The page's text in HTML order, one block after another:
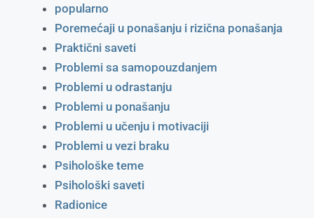
popularno
Poremećaji u ponašanju i rizična ponašanja
Praktični saveti
Problemi sa samopouzdanjem
Problemi u odrastanju
Problemi u ponašanju
Problemi u učenju i motivaciji
Problemi u vezi braku
Psihološke teme
Psihološki saveti
Radionice